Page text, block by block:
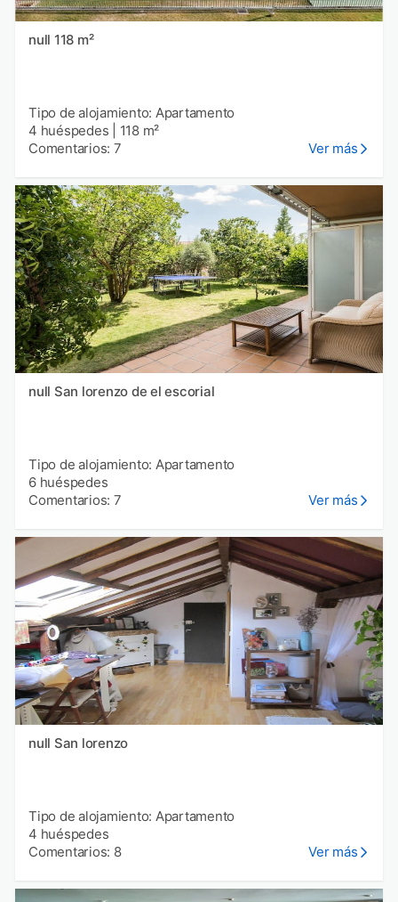
null 118 m²
Tipo de alojamiento: Apartamento
4 huéspedes
118 m²
Comentarios: 7
Ver más
null San lorenzo de el escorial
Tipo de alojamiento: Apartamento
6 huéspedes
Comentarios: 7
Ver más
null San lorenzo
Tipo de alojamiento: Apartamento
4 huéspedes
Comentarios: 8
Ver más